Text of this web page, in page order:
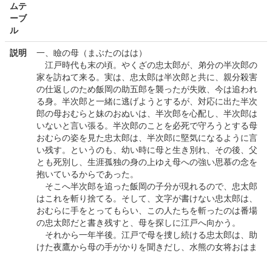
ムテ
ーブ
ル
説明
一、瞼の母（まぶたのはは）
江戸時代も末の頃。やくざの忠太郎が、弟分の半次郎の
家を訪ねて来る。実は、忠太郎は半次郎と共に、親分殺害
の仕返しのため飯岡の助五郎を襲ったが失敗、今は追われ
る身。半次郎と一緒に逃げようとするが、対応に出た半次
郎の母おむらと妹のおぬいは、半次郎を心配し、半次郎は
いないと言い張る。半次郎のことを必死で守ろうとする母
おむらの姿を見た忠太郎は、半次郎に堅気になるように言
い残す。というのも、幼い時に母と生き別れ、その後、父
とも死別し、生涯孤独の身の上ゆえ母への強い思慕の念を
抱いているからであった。
そこへ半次郎を追った飯岡の子分が現れるので、忠太郎
はこれを斬り捨てる。そして、文字が書けない忠太郎は、
おむらに手をとってもらい、この人たちを斬ったのは番場
の忠太郎だと書き残すと、母を探しに江戸へ向かう。
それから一年半後。江戸で母を捜し続ける忠太郎は、助
けた夜鷹から母の手がかりを聞きだし、水熊の女将おはま